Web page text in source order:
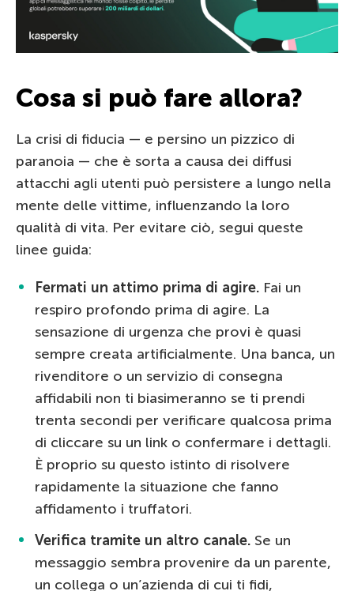
Cosa si può fare allora?
La crisi di fiducia — e persino un pizzico di
paranoia — che è sorta a causa dei diffusi
attacchi agli utenti può persistere a lungo nella
mente delle vittime, influenzando la loro
qualità di vita. Per evitare ciò, segui queste
linee guida:
Fermati un attimo prima di agire. Fai un
respiro profondo prima di agire. La
sensazione di urgenza che provi è quasi
sempre creata artificialmente. Una banca, un
rivenditore o un servizio di consegna
affidabili non ti biasimeranno se ti prendi
trenta secondi per verificare qualcosa prima
di cliccare su un link o confermare i dettagli.
È proprio su questo istinto di risolvere
rapidamente la situazione che fanno
affidamento i truffatori.
Verifica tramite un altro canale. Se un
messaggio sembra provenire da un parente,
un collega o un’azienda di cui ti fidi,